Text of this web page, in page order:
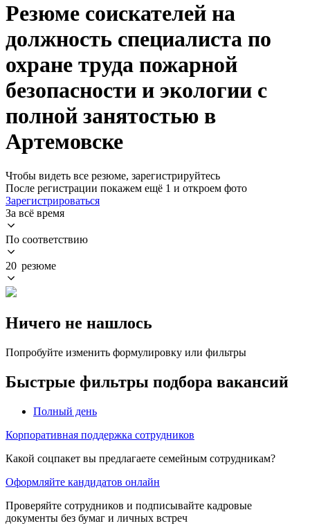
Резюме соискателей на
должность специалиста по
охране труда пожарной
безопасности и экологии с
полной занятостью в
Артемовске
Чтобы видеть все резюме, зарегистрируйтесь
После регистрации покажем ещё 1 и откроем фото
Зарегистрироваться
За всё время
По соответствию
20 резюме
Ничего не нашлось
Попробуйте изменить формулировку или фильтры
Быстрые фильтры подбора вакансий
Полный день
Корпоративная поддержка сотрудников
Какой соцпакет вы предлагаете семейным сотрудникам?
Оформляйте кандидатов онлайн
Проверяйте сотрудников и подписывайте кадровые
документы без бумаг и личных встреч